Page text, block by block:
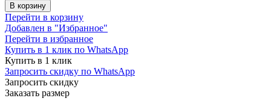
В корзину
Перейти в корзину
Добавлен в "Избранное"
Перейти в избранное
Купить в 1 клик по WhatsApp
Купить в 1 клик
Запросить скидку по WhatsApp
Запросить скидку
Заказать размер